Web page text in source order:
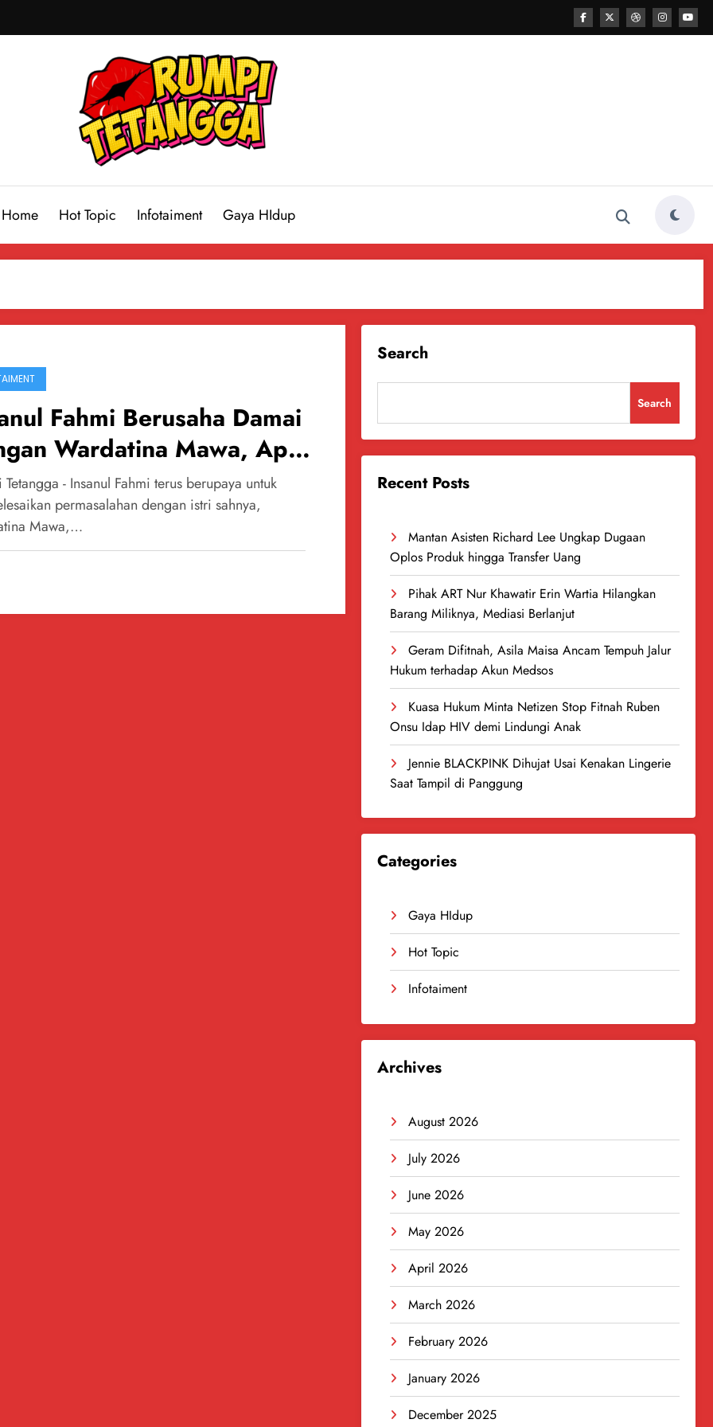
Home Hot Topic Infotaiment Gaya HIdup
Fahmi Berusaha Damai
Wardatina Mawa, Apa
Bagi Hubungannya
Inara Rusli?
Tetangga - Insanul Fahmi terus berupaya untuk
permasalahan dengan istri sahnya,
Mawa,…
Search
Search
Recent Posts
Mantan Asisten Richard Lee Ungkap Dugaan
Oplos Produk hingga Transfer Uang
Pihak ART Nur Khawatir Erin Wartia Hilangkan
Barang Miliknya, Mediasi Berlanjut
Geram Difitnah, Asila Maisa Ancam Tempuh Jalur
Hukum terhadap Akun Medsos
Kuasa Hukum Minta Netizen Stop Fitnah Ruben
Onsu Idap HIV demi Lindungi Anak
Jennie BLACKPINK Dihujat Usai Kenakan Lingerie
Saat Tampil di Panggung
Categories
Gaya HIdup
Hot Topic
Infotaiment
Archives
August 2026
July 2026
June 2026
May 2026
April 2026
March 2026
February 2026
January 2026
December 2025